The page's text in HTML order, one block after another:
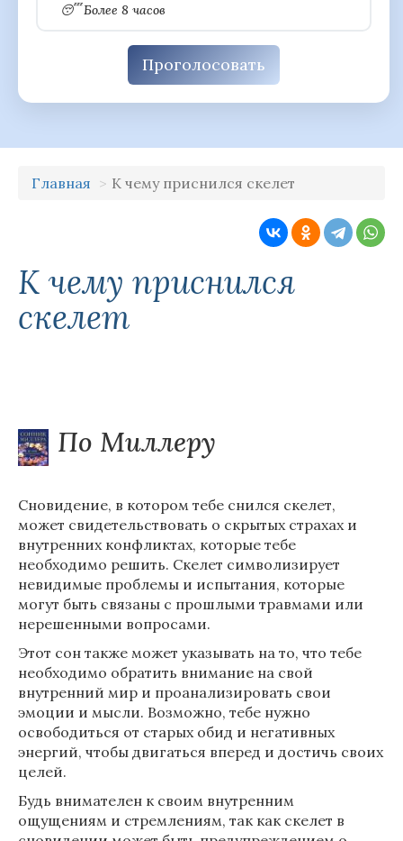
😴 Более 8 часов
Проголосовать
Главная К чему приснился скелет
К чему приснился
скелет
По Миллеру
Сновидение, в котором тебе снился скелет,
может свидетельствовать о скрытых страхах и
внутренних конфликтах, которые тебе
необходимо решить. Скелет символизирует
невидимые проблемы и испытания, которые
могут быть связаны с прошлыми травмами или
нерешенными вопросами.
Этот сон также может указывать на то, что тебе
необходимо обратить внимание на свой
внутренний мир и проанализировать свои
эмоции и мысли. Возможно, тебе нужно
освободиться от старых обид и негативных
энергий, чтобы двигаться вперед и достичь своих
целей.
Будь внимателен к своим внутренним
ощущениям и стремлениям, так как скелет в